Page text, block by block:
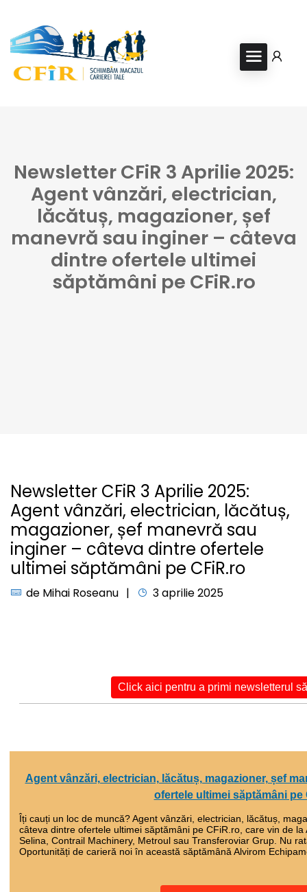
Newsletter CFiR 3 Aprilie 2025:
Agent vânzări, electrician,
lăcătuș, magazioner, șef
manevră sau inginer – câteva
dintre ofertele ultimei
săptămâni pe CFiR.ro
Newsletter CFiR 3 Aprilie 2025:
Agent vânzări, electrician, lăcătuș,
magazioner, șef manevră sau
inginer – câteva dintre ofertele
ultimei săptămâni pe CFiR.ro
de Mihai Roseanu 3 aprilie 2025
Click aici pentru a primi newsletterul
Agent vânzări, electrician, lăcătuș, magazioner, șef
ofertele ultimei săptămâni pe
Îți cauți un loc de muncă? Agent vânzări, electrician, lăcătuș,
câteva dintre ofertele ultimei săptămâni pe CFiR.ro, care vin de la
Selina, Contrail Machinery, Metroul sau Transferoviar Grup. Nu
Oportunități de carieră noi în această săptămână Alvirom